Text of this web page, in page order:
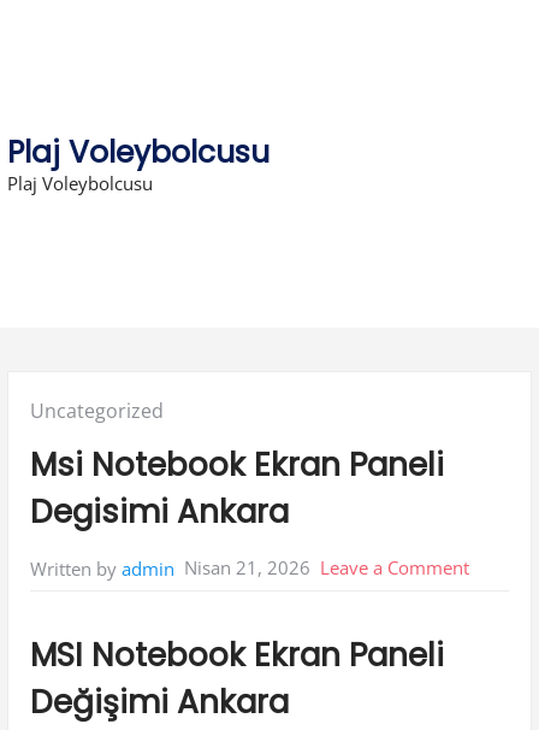
Plaj Voleybolcusu
Plaj Voleybolcusu
Posted
Uncategorized
Msi Notebook Ekran Paneli
Degisimi Ankara
Written by admin Nisan 21, 2026 Leave a Commenton
MSI Notebook Ekran Paneli
Değişimi Ankara